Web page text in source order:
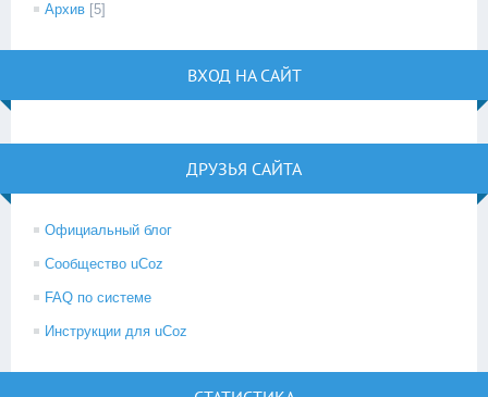
Архив [5]
ВХОД НА САЙТ
ДРУЗЬЯ САЙТА
Официальный блог
Сообщество uCoz
FAQ по системе
Инструкции для uCoz